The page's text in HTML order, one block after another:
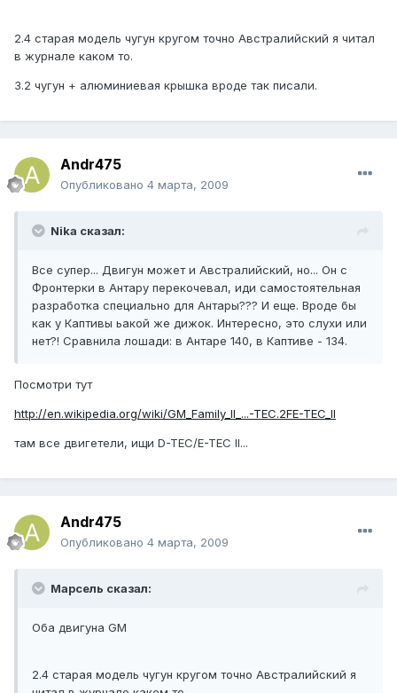
2.4 старая модель чугун кругом точно Австралийский я читал
в журнале каком то.
3.2 чугун + алюминиевая крышка вроде так писали.
Andr475
Опубликовано 4 марта, 2009
Nika сказал:
Все супер... Двигун может и Австралийский, но... Он с
Фронтерки в Антару перекочевал, иди самостоятельная
разработка специально для Антары??? И еще. Вроде бы
как у Каптивы ьакой же дижок. Интересно, это слухи или
нет?! Сравнила лошади: в Антаре 140, в Каптиве - 134.
Посмотри тут
http://en.wikipedia.org/wiki/GM_Family_II_...-TEC.2FE-TEC_II
там все двигетели, ищи D-TEC/E-TEC II...
Andr475
Опубликовано 4 марта, 2009
Марсель сказал:
Оба двигуна GM
2.4 старая модель чугун кругом точно Австралийский я